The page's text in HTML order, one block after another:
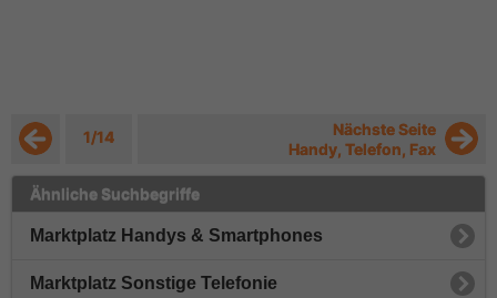
1/14
Nächste Seite
Handy, Telefon, Fax
Ähnliche Suchbegriffe
Marktplatz Handys & Smartphones
Marktplatz Sonstige Telefonie